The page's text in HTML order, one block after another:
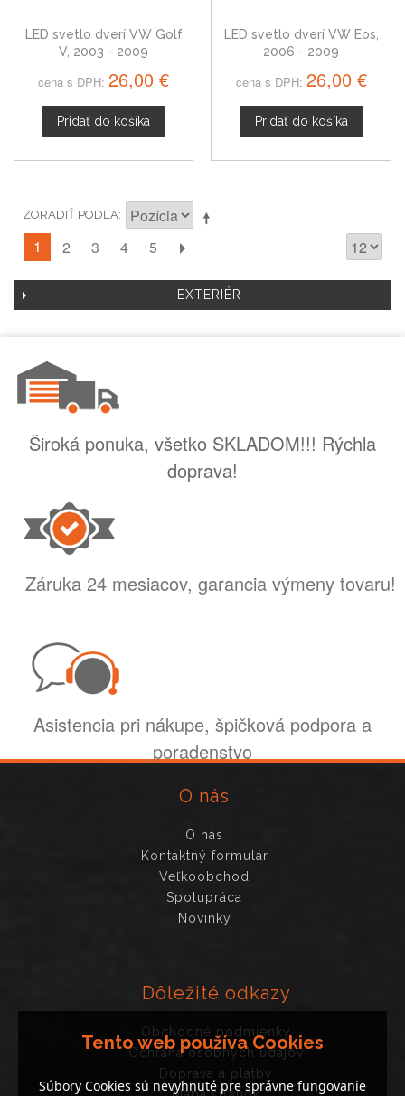
LED svetlo dverí VW Golf
V, 2003 - 2009
cena s DPH: 26,00 €
Pridať do košíka
LED svetlo dverí VW Eos,
2006 - 2009
cena s DPH: 26,00 €
Pridať do košíka
ZORADIŤ PODĽA
1 2 3 4 5
EXTERIÉR
Široká ponuka, všetko SKLADOM!!! Rýchla
doprava!
Záruka 24 mesiacov, garancia výmeny tovaru!
Asistencia pri nákupe, špičková podpora a
poradenstvo
O nás
O nás
Kontaktný formulár
Veľkoobchod
Spolupráca
Novinky
Dôležité odkazy
Obchodné podmienky
Ochrana osobných údajov
Doprava a platby
Tento web používa Cookies
Súbory Cookies sú nevyhnuté pre správne fungovanie